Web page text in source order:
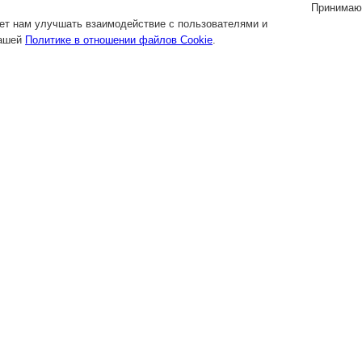
нам улучшать взаимодействие с пользователями и
Политике в отношении файлов Cookie.
Принимаю